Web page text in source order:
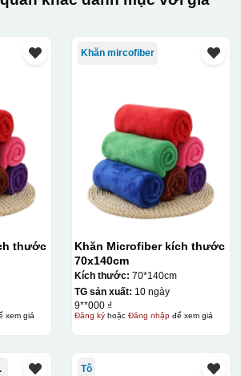
thước
xem giá
Khăn mircofiber
Khăn Microfiber kích thước
70x140cm
Kích thước: 70*140cm
TG sản xuất: 10 ngày
9**000 ₫
Đăng kýhoặc Đăng nhậpđể xem giá
Tô